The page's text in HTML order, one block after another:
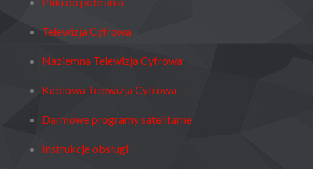
Telewizja Cyfrowa
Naziemna Telewizja Cyfrowa
Kablowa Telewizja Cyfrowa
Darmowe programy satelitarne
Instrukcje obsługi